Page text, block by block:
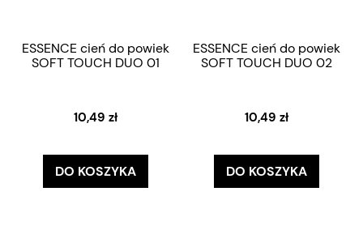
ESSENCE cień do powiek
SOFT TOUCH DUO 01
10,49 zł
DO KOSZYKA
ESSENCE cień do powiek
SOFT TOUCH DUO 02
10,49 zł
DO KOSZYKA